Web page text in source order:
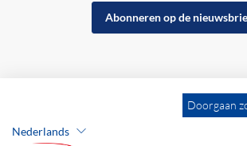
Abonneren op de
Doorgaan
Nederlands